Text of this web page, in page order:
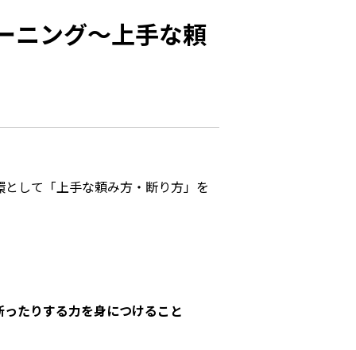
ニング～上手な頼
して「上手な頼み方・断り方」を
たりする力を身につけること